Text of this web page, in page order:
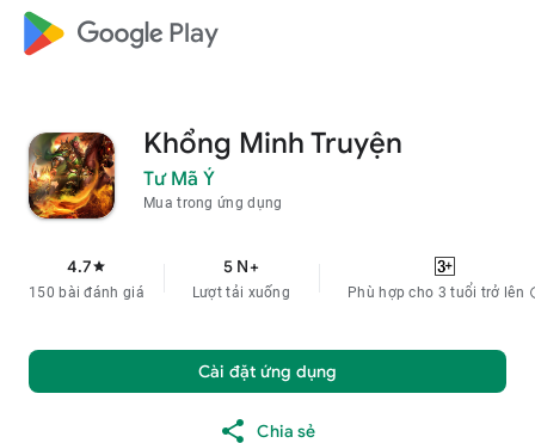
google_logo Play
Khổng Minh Truyện
Tư Mã Ý
Mua trong ứng dụng
4.7star
150 bài đánh giá
5 N+
Lượt tải xuống Phù hợp cho 3 tuổi trở lên
Cài đặt ứng dụng
Chia sẻ